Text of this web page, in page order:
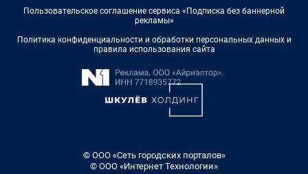
Пользовательское соглашение сервиса «Подписка без баннерной
рекламы»
Политика конфиденциальности и обработки персональных данных и
правила использования сайта
© ООО «Сеть городских порталов»
© ООО «Интернет Технологии»